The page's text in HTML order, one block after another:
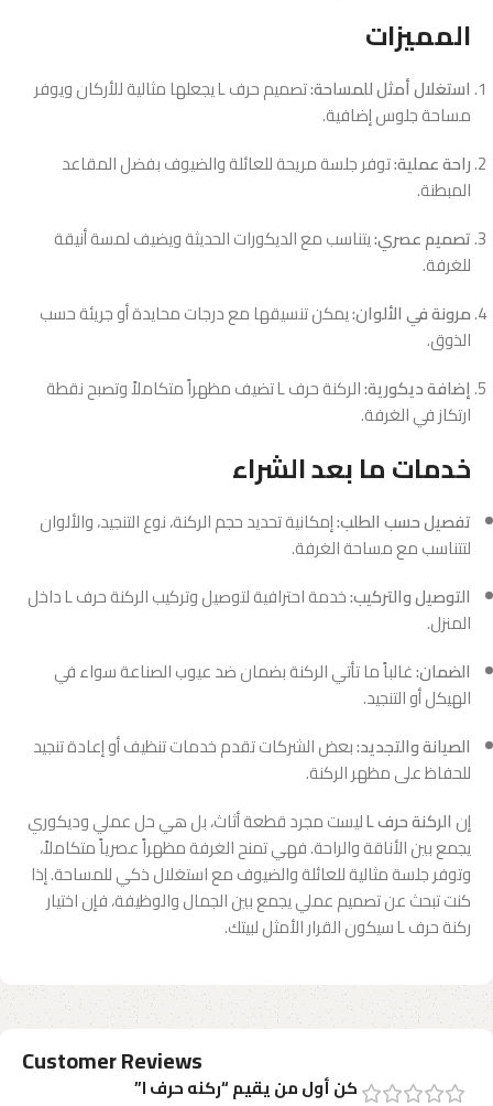
المميزات
استغلال أمثل للمساحة:
تصميم حرف L يجعلها مثالية للأركان ويوفر
مساحة جلوس إضافية.
راحة عملية:توفر جلسة مريحة للعائلة والضيوف بفضل المقاعد
المبطنة.
تصميم عصري:يتناسب مع الديكورات الحديثة ويضيف لمسة أنيقة
للغرفة.
مرونة في الألوان:يمكن تنسيقها مع درجات محايدة أو جريئة حسب
الذوق.
إضافة ديكورية:
الركنة حرف L تضيف مظهراً متكاملاً وتصبح نقطة
ارتكاز في الغرفة.
خدمات ما بعد الشراء
تفصيل حسب الطلب:إمكانية تحديد حجم الركنة، نوع التنجيد، والألوان
لتتناسب مع مساحة الغرفة.
التوصيل والتركيب:
خدمة احترافية لتوصيل وتركيب الركنة حرف L داخل
المنزل.
الضمان:غالباً ما تأتي الركنة بضمان ضد عيوب الصناعة سواء في
الهيكل أو التنجيد.
الصيانة والتجديد:بعض الشركات تقدم خدمات تنظيف أو إعادة تنجيد
للحفاظ على مظهر الركنة.
إن الركنة حرف L ليست مجرد قطعة أثاث، بل هي حل عملي وديكوري
يجمع بين الأناقة والراحة. فهي تمنح الغرفة مظهراً عصرياً متكاملاً،
وتوفر جلسة مثالية للعائلة والضيوف مع استغلال ذكي للمساحة. إذا
كنت تبحث عن تصميم عملي يجمع بين الجمال والوظيفة، فإن اختيار
ركنة حرف L سيكون القرار الأمثل لبيتك.
Customer Reviews
كن أول من يقيم “ركنه حرف l”